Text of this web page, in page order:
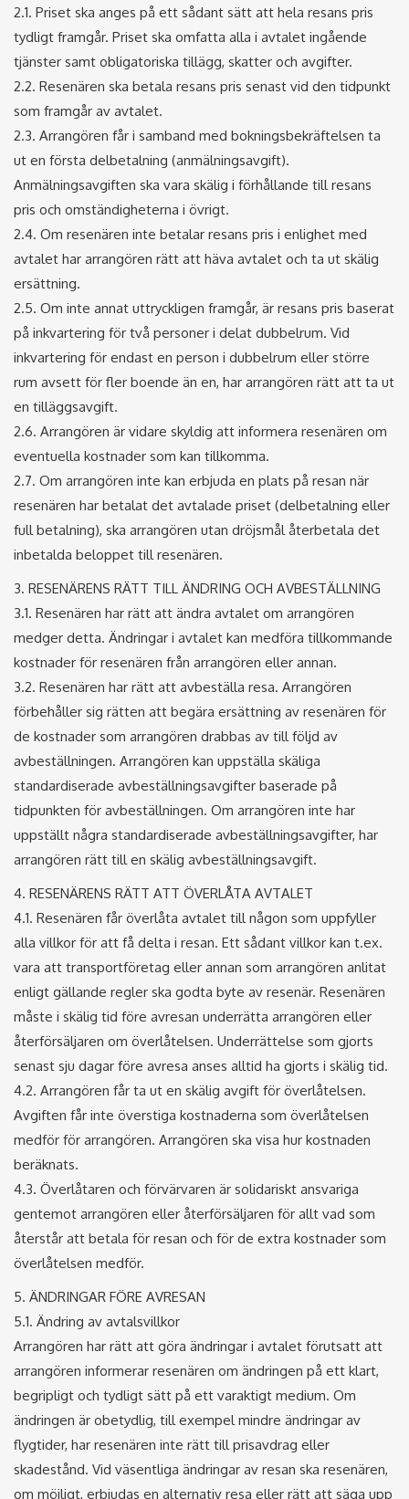
2.1. Priset ska anges på ett sådant sätt att hela resans pris
tydligt framgår. Priset ska omfatta alla i avtalet ingående
tjänster samt obligatoriska tillägg, skatter och avgifter.
2.2. Resenären ska betala resans pris senast vid den tidpunkt
som framgår av avtalet.
2.3. Arrangören får i samband med bokningsbekräftelsen ta
ut en första delbetalning (anmälningsavgift).
Anmälningsavgiften ska vara skälig i förhållande till resans
pris och omständigheterna i övrigt.
2.4. Om resenären inte betalar resans pris i enlighet med
avtalet har arrangören rätt att häva avtalet och ta ut skälig
ersättning.
2.5. Om inte annat uttryckligen framgår, är resans pris baserat
på inkvartering för två personer i delat dubbelrum. Vid
inkvartering för endast en person i dubbelrum eller större
rum avsett för fler boende än en, har arrangören rätt att ta ut
en tilläggsavgift.
2.6. Arrangören är vidare skyldig att informera resenären om
eventuella kostnader som kan tillkomma.
2.7. Om arrangören inte kan erbjuda en plats på resan när
resenären har betalat det avtalade priset (delbetalning eller
full betalning), ska arrangören utan dröjsmål återbetala det
inbetalda beloppet till resenären.
3. RESENÄRENS RÄTT TILL ÄNDRING OCH AVBESTÄLLNING
3.1. Resenären har rätt att ändra avtalet om arrangören
medger detta. Ändringar i avtalet kan medföra tillkommande
kostnader för resenären från arrangören eller annan.
3.2. Resenären har rätt att avbeställa resa. Arrangören
förbehåller sig rätten att begära ersättning av resenären för
de kostnader som arrangören drabbas av till följd av
avbeställningen. Arrangören kan uppställa skäliga
standardiserade avbeställningsavgifter baserade på
tidpunkten för avbeställningen. Om arrangören inte har
uppställt några standardiserade avbeställningsavgifter, har
arrangören rätt till en skälig avbeställningsavgift.
4. RESENÄRENS RÄTT ATT ÖVERLÅTA AVTALET
4.1. Resenären får överlåta avtalet till någon som uppfyller
alla villkor för att få delta i resan. Ett sådant villkor kan t.ex.
vara att transportföretag eller annan som arrangören anlitat
enligt gällande regler ska godta byte av resenär. Resenären
måste i skälig tid före avresan underrätta arrangören eller
återförsäljaren om överlåtelsen. Underrättelse som gjorts
senast sju dagar före avresa anses alltid ha gjorts i skälig tid.
4.2. Arrangören får ta ut en skälig avgift för överlåtelsen.
Avgiften får inte överstiga kostnaderna som överlåtelsen
medför för arrangören. Arrangören ska visa hur kostnaden
beräknats.
4.3. Överlåtaren och förvärvaren är solidariskt ansvariga
gentemot arrangören eller återförsäljaren för allt vad som
återstår att betala för resan och för de extra kostnader som
överlåtelsen medför.
5. ÄNDRINGAR FÖRE AVRESAN
5.1. Ändring av avtalsvillkor
Arrangören har rätt att göra ändringar i avtalet förutsatt att
arrangören informerar resenären om ändringen på ett klart,
begripligt och tydligt sätt på ett varaktigt medium. Om
ändringen är obetydlig, till exempel mindre ändringar av
flygtider, har resenären inte rätt till prisavdrag eller
skadestånd. Vid väsentliga ändringar av resan ska resenären,
om möjligt, erbjudas en alternativ resa eller rätt att säga upp